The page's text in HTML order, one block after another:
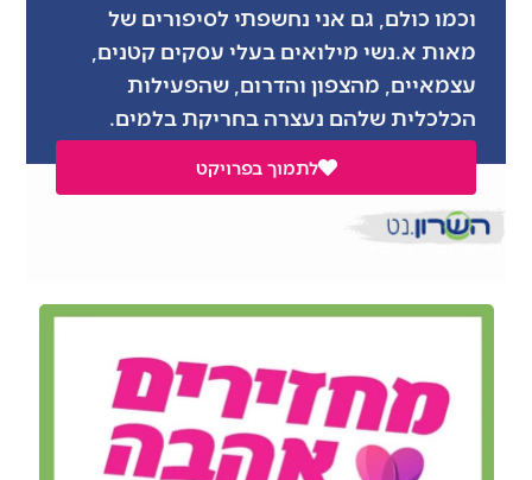
וכמו כולם, גם אני נחשפתי לסיפורים של
מאות א.נשי מילואים בעלי עסקים קטנים,
עצמאיים, מהצפון והדרום, שהפעילות
הכלכלית שלהם נעצרה בחריקת בלמים.
לתמוך בפרויקט